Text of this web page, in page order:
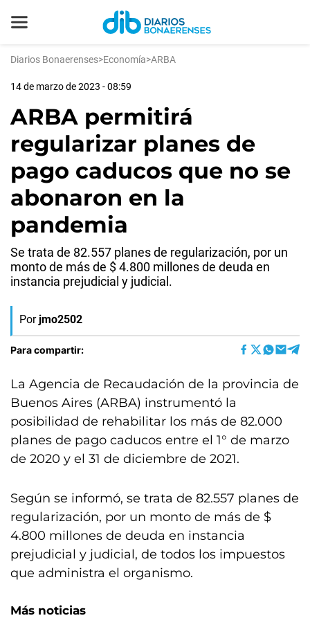
Diarios Bonaerenses>Economía>ARBA
14 de marzo de 2023 - 08:59
ARBA permitirá
regularizar planes de
pago caducos que no se
abonaron en la
pandemia
Se trata de 82.557 planes de regularización, por un
monto de más de $ 4.800 millones de deuda en
instancia prejudicial y judicial.
Por jmo2502
Para compartir:
La Agencia de Recaudación de la provincia de
Buenos Aires (ARBA) instrumentó la
posibilidad de rehabilitar los más de 82.000
planes de pago caducos entre el 1° de marzo
de 2020 y el 31 de diciembre de 2021.
Según se informó, se trata de 82.557 planes de
regularización, por un monto de más de $
4.800 millones de deuda en instancia
prejudicial y judicial, de todos los impuestos
que administra el organismo.
Más noticias